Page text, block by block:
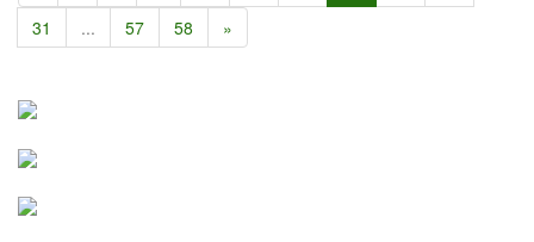
31
... 57 58 »